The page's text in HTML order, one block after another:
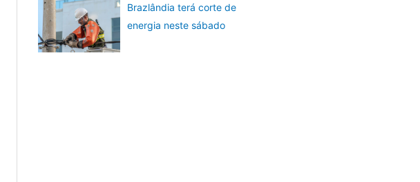
Brazlândia terá corte de
energia neste sábado